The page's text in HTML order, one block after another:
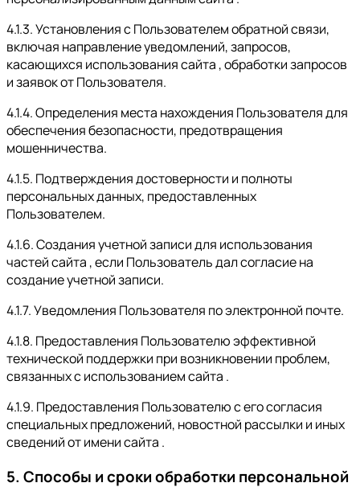
4.1.3. Установления с Пользователем обратной связи,
включая направление уведомлений, запросов,
касающихся использования сайта , обработки запросов
и заявок от Пользователя.
4.1.4. Определения места нахождения Пользователя для
обеспечения безопасности, предотвращения
мошенничества.
4.1.5. Подтверждения достоверности и полноты
персональных данных, предоставленных
Пользователем.
4.1.6. Создания учетной записи для использования
частей сайта , если Пользователь дал согласие на
создание учетной записи.
4.1.7. Уведомления Пользователя по электронной почте.
4.1.8. Предоставления Пользователю эффективной
технической поддержки при возникновении проблем,
связанных с использованием сайта .
4.1.9. Предоставления Пользователю с его согласия
специальных предложений, новостной рассылки и иных
сведений от имени сайта .
5. Способы и сроки обработки персональной